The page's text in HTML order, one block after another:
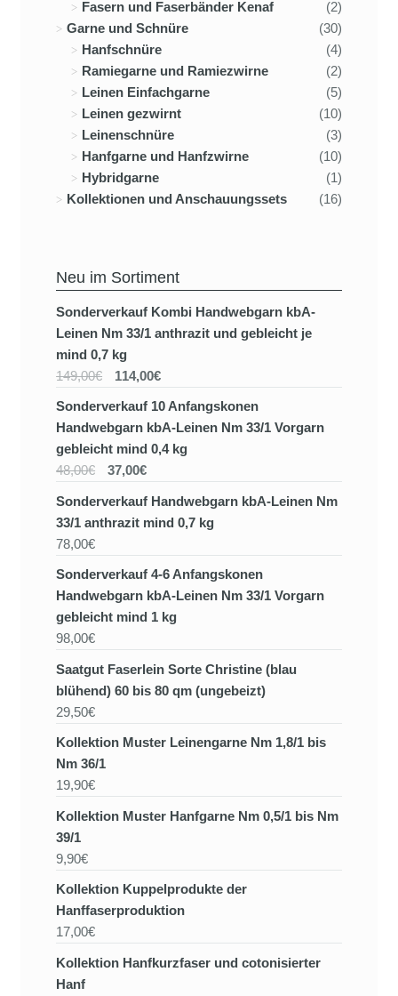
Fasern und Faserbänder Kenaf
(2)
Garne und Schnüre
(30)
Hanfschnüre
(4)
Ramiegarne und Ramiezwirne
(2)
Leinen Einfachgarne
(5)
Leinen gezwirnt
(10)
Leinenschnüre
(3)
Hanfgarne und Hanfzwirne
(10)
Hybridgarne
(1)
Kollektionen und Anschauungssets
(16)
Neu im Sortiment
Sonderverkauf Kombi Handwebgarn kbA-
Leinen Nm 33/1 anthrazit und gebleicht je
mind 0,7 kg
149,00€
114,00€
Sonderverkauf 10 Anfangskonen
Handwebgarn kbA-Leinen Nm 33/1 Vorgarn
gebleicht mind 0,4 kg
48,00€
37,00€
Sonderverkauf Handwebgarn kbA-Leinen Nm
33/1 anthrazit mind 0,7 kg
78,00€
Sonderverkauf 4-6 Anfangskonen
Handwebgarn kbA-Leinen Nm 33/1 Vorgarn
gebleicht mind 1 kg
98,00€
Saatgut Faserlein Sorte Christine (blau
blühend) 60 bis 80 qm (ungebeizt)
29,50€
Kollektion Muster Leinengarne Nm 1,8/1 bis
Nm 36/1
19,90€
Kollektion Muster Hanfgarne Nm 0,5/1 bis Nm
39/1
9,90€
Kollektion Kuppelprodukte der
Hanffaserproduktion
17,00€
Kollektion Hanfkurzfaser und cotonisierter
Hanf